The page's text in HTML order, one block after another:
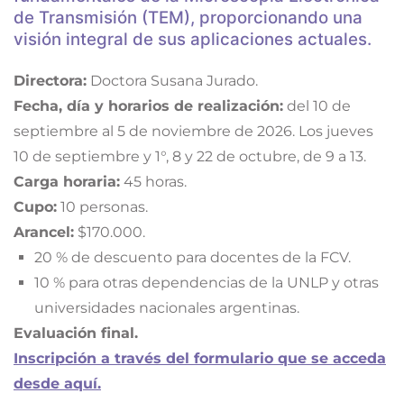
de Transmisión (TEM), proporcionando una
visión integral de sus aplicaciones actuales.
Directora: Doctora Susana Jurado.
Fecha, día y horarios de realización: del 10 de
septiembre al 5 de noviembre de 2026. Los jueves
10 de septiembre y 1°, 8 y 22 de octubre, de 9 a 13.
Carga horaria: 45 horas.
Cupo: 10 personas.
Arancel: $170.000.
20 % de descuento para docentes de la FCV.
10 % para otras dependencias de la UNLP y otras
universidades nacionales argentinas.
Evaluación final.
Inscripción a través del formulario que se acceda
desde aquí.